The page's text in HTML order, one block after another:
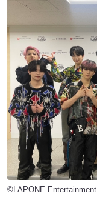
©LAPONE Entertainment